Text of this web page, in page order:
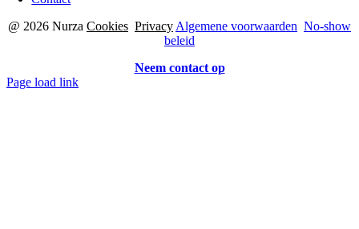
@ 2026 Nurza Cookies Privacy Algemene voorwaarden No-show
beleid
Neem contact op
Page load link